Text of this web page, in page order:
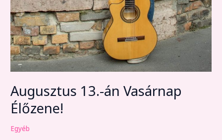
Augusztus 13.-án Vasárnap
Élőzene!
Egyéb